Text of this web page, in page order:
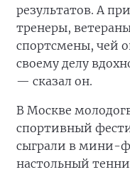
результатов. А
тренеры,
спортсмены, чей
своему делу
— сказал он.
В Москве
спортивный
сыграли в мини-
настольный